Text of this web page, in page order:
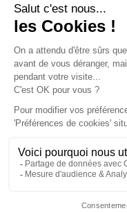
Die Unterkünfte
„Premium“
Cookie-Einstellungen